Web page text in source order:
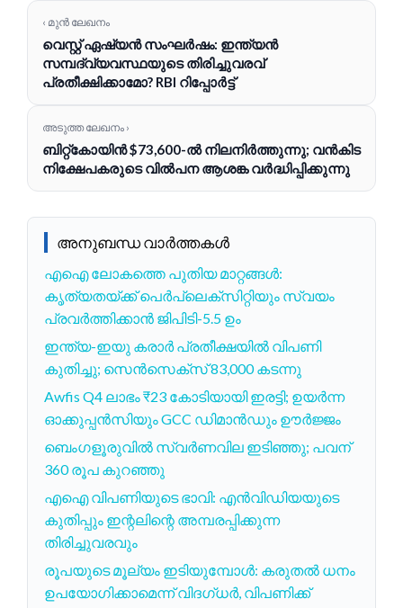
‹ മുൻ ലേഖനം
വെസ്റ്റ് ഏഷ്യൻ സംഘർഷം: ഇന്ത്യൻ
സമ്പദ്‌വ്യവസ്ഥയുടെ തിരിച്ചുവരവ്
പ്രതീക്ഷിക്കാമോ? RBI റിപ്പോർട്ട്
അടുത്ത ലേഖനം ›
ബിറ്റ്കോയിൻ $73,600-ൽ നിലനിർത്തുന്നു; വൻകിട
നിക്ഷേപകരുടെ വിൽപന ആശങ്ക വർദ്ധിപ്പിക്കുന്നു
അനുബന്ധ വാർത്തകൾ
എഐ ലോകത്തെ പുതിയ മാറ്റങ്ങൾ:
കൃത്യതയ്ക്ക് പെർപ്ലെക്സിറ്റിയും സ്വയം
പ്രവർത്തിക്കാൻ ജിപിടി-5.5 ഉം
ഇന്ത്യ-ഇയു കരാർ പ്രതീക്ഷയിൽ വിപണി
കുതിച്ചു; സെൻസെക്‌സ് 83,000 കടന്നു
Awfis Q4 ലാഭം ₹23 കോടിയായി ഇരട്ടി; ഉയർന്ന
ഓക്കുപ്പൻസിയും GCC ഡിമാൻഡും ഊർജ്ജം
ബെംഗളൂരുവിൽ സ്വർണവില ഇടിഞ്ഞു; പവന്
360 രൂപ കുറഞ്ഞു
എഐ വിപണിയുടെ ഭാവി: എൻവിഡിയയുടെ
കുതിപ്പും ഇന്റലിന്റെ അമ്പരപ്പിക്കുന്ന
തിരിച്ചുവരവും
രൂപയുടെ മൂല്യം ഇടിയുമ്പോൾ: കരുതൽ ധനം
ഉപയോഗിക്കാമെന്ന് വിദഗ്ധർ, വിപണിക്ക്